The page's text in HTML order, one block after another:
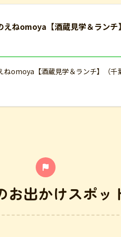
ねomoya【酒蔵見学＆ランチ
ねomoya【酒蔵見学＆ランチ】（千
お出かけスポッ